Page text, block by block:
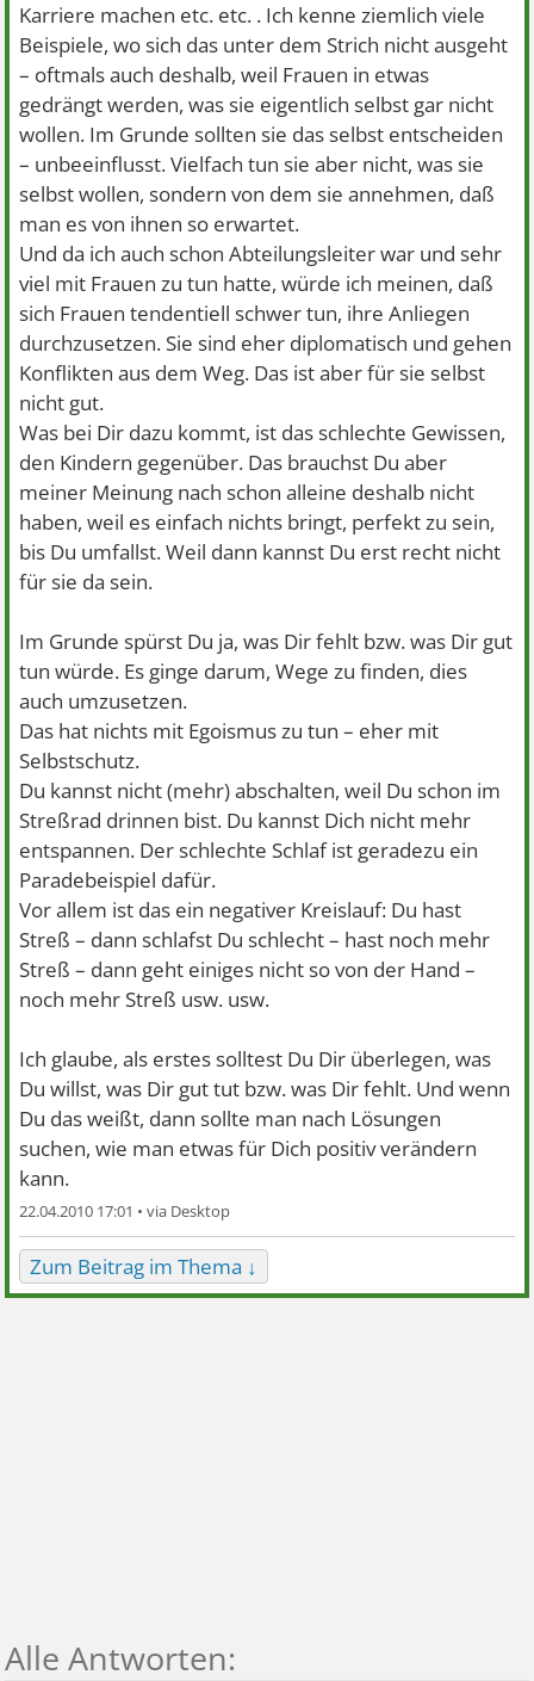
Karriere machen etc. etc. . Ich kenne ziemlich viele
Beispiele, wo sich das unter dem Strich nicht ausgeht
– oftmals auch deshalb, weil Frauen in etwas
gedrängt werden, was sie eigentlich selbst gar nicht
wollen. Im Grunde sollten sie das selbst entscheiden
– unbeeinflusst. Vielfach tun sie aber nicht, was sie
selbst wollen, sondern von dem sie annehmen, daß
man es von ihnen so erwartet.
Und da ich auch schon Abteilungsleiter war und sehr
viel mit Frauen zu tun hatte, würde ich meinen, daß
sich Frauen tendentiell schwer tun, ihre Anliegen
durchzusetzen. Sie sind eher diplomatisch und gehen
Konflikten aus dem Weg. Das ist aber für sie selbst
nicht gut.
Was bei Dir dazu kommt, ist das schlechte Gewissen,
den Kindern gegenüber. Das brauchst Du aber
meiner Meinung nach schon alleine deshalb nicht
haben, weil es einfach nichts bringt, perfekt zu sein,
bis Du umfallst. Weil dann kannst Du erst recht nicht
für sie da sein.
Im Grunde spürst Du ja, was Dir fehlt bzw. was Dir gut
tun würde. Es ginge darum, Wege zu finden, dies
auch umzusetzen.
Das hat nichts mit Egoismus zu tun – eher mit
Selbstschutz.
Du kannst nicht (mehr) abschalten, weil Du schon im
Streßrad drinnen bist. Du kannst Dich nicht mehr
entspannen. Der schlechte Schlaf ist geradezu ein
Paradebeispiel dafür.
Vor allem ist das ein negativer Kreislauf: Du hast
Streß – dann schlafst Du schlecht – hast noch mehr
Streß – dann geht einiges nicht so von der Hand –
noch mehr Streß usw. usw.
Ich glaube, als erstes solltest Du Dir überlegen, was
Du willst, was Dir gut tut bzw. was Dir fehlt. Und wenn
Du das weißt, dann sollte man nach Lösungen
suchen, wie man etwas für Dich positiv verändern
kann.
22.04.2010 17:01 •
Zum Beitrag im Thema ↓